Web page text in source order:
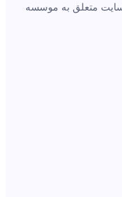
متعلق به موسسه